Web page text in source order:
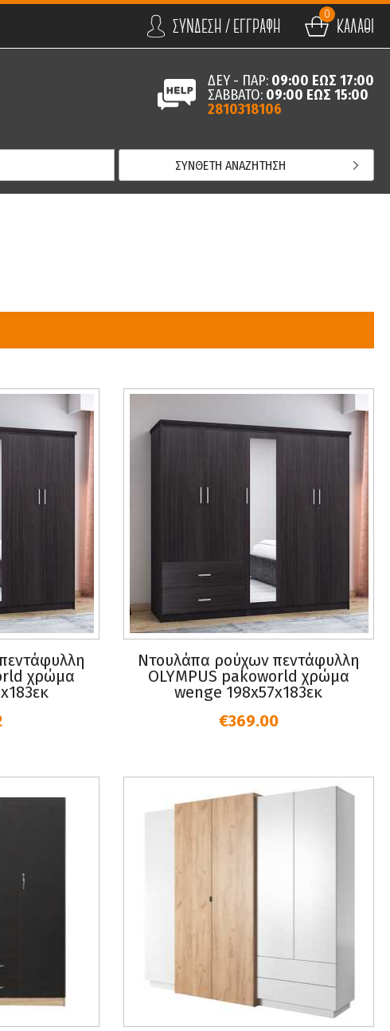
ΣΥΝΔΕΣΗ / ΕΓΓΡΑΦΗ ΚΑΛΑΘΙ
0
ΔΕΥ - ΠΑΡ: 09:00 ΕΩΣ 17:00
ΣΑΒΒΑΤΟ: 09:00 ΕΩΣ 15:00
2810318106
ΣΥΝΘΕΤΗ ΑΝΑΖΗΤΗΣΗ
χρώμα
Ντουλάπα ρούχων πεντάφυλλη
OLYMPUS pakoworld χρώμα
wenge 198x57x183εκ
€369.00